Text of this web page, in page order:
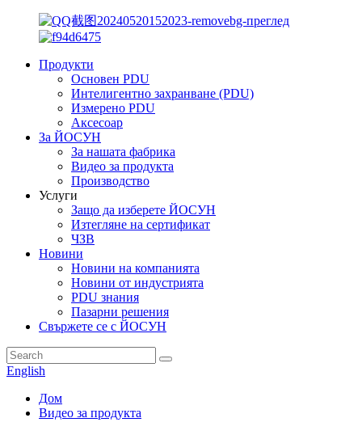
Продукти
Основен PDU
Интелигентно захранване (PDU)
Измерено PDU
Аксесоар
За ЙОСУН
За нашата фабрика
Видео за продукта
Производство
Услуги
Защо да изберете ЙОСУН
Изтегляне на сертификат
ЧЗВ
Новини
Новини на компанията
Новини от индустрията
PDU знания
Пазарни решения
Свържете се с ЙОСУН
English
Дом
Видео за продукта